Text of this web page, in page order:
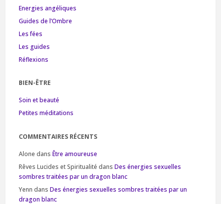
Energies angéliques
Guides de l’Ombre
Les fées
Les guides
Réflexions
BIEN-ÊTRE
Soin et beauté
Petites méditations
COMMENTAIRES RÉCENTS
Alone dans Être amoureuse
Rêves Lucides et Spiritualité dans Des énergies sexuelles
sombres traitées par un dragon blanc
Yenn dans Des énergies sexuelles sombres traitées par un
dragon blanc